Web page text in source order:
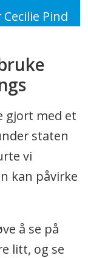
Pind
gjort med et
staten
vi
kan påvirke
å se på
litt, og se